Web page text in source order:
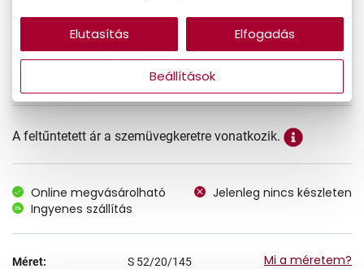
Ár: 71.990 Ft
A feltűntetett ár a szemüvegkeretre vonatkozik.
Online megvásárolható
Jelenleg nincs készleten
Ingyenes szállítás
Méret: S 52/20/145 Mi a méretem?
Beállítások
Elutasítás Elfogadás